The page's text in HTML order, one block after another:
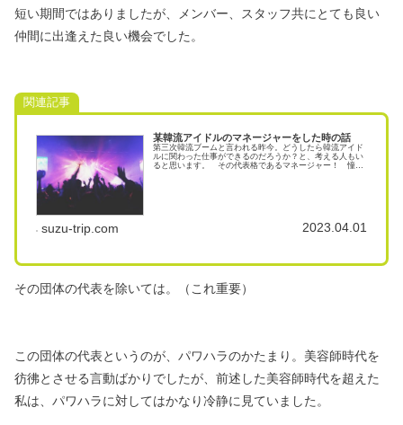
短い期間ではありましたが、メンバー、スタッフ共に とても良い
仲間に出逢えた良い機会でした。
関連記事
某韓流アイドルのマネージャーをした時の話
第三次韓流ブームと言われる昨今。どうしたら韓流アイド
ルに関わった仕事ができるのだろうか？と、考える人もい
ると思います。 その代表格であるマネージャー！ 憧れ
suzu-trip.com 2023.04.01
その団体の代表を除いては。（これ重要）
この団体の代表というのが、パワハラのかたまり。 美容師時代を
彷彿とさせる言動ばかりでしたが、 前述した美容師時代を超えた
私は、パワハラに対してはかなり冷静に見ていました。